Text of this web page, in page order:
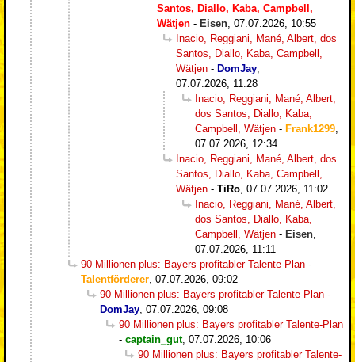
Santos, Diallo, Kaba, Campbell,
Wätjen - Eisen 07.07.2026, 10:55
Inacio, Reggiani, Mané, Albert, dos
Santos, Diallo, Kaba, Campbell,
Wätjen - DomJay
07.07.2026, 11:28
Inacio, Reggiani, Mané, Albert,
dos Santos, Diallo, Kaba,
Campbell, Wätjen - Frank1299
07.07.2026, 12:34
Inacio, Reggiani, Mané, Albert, dos
Santos, Diallo, Kaba, Campbell,
Wätjen - TiRo 07.07.2026, 11:02
Inacio, Reggiani, Mané, Albert,
dos Santos, Diallo, Kaba,
Campbell, Wätjen - Eisen
07.07.2026, 11:11
90 Millionen plus: Bayers profitabler Talente-Plan -
Talentförderer 07.07.2026, 09:02
90 Millionen plus: Bayers profitabler Talente-Plan -
DomJay 07.07.2026, 09:08
90 Millionen plus: Bayers profitabler Talente-Plan
- captain_gut, 07.07.2026, 10:06
90 Millionen plus: Bayers profitabler Talente-